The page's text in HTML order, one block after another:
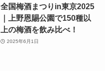
全国梅酒まつりin東京2025
｜上野恩賜公園で150種以
上の梅酒を飲み比べ！
2025年6月1日